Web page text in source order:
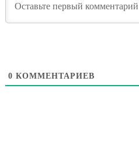
0 КОММЕНТАРИЕВ